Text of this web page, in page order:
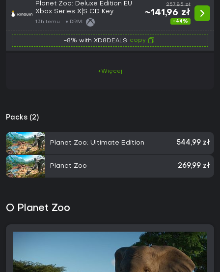
Planet Zoo: Deluxe Edition EU
Xbox Series X|S CD Key
13h temu DRM:
257,85 zł
~141,96 zł
-44%
-8% with XD8DEALS copy
+Więcej
Packs (2)
Planet Zoo: Ultimate Edition 544,99 zł
Planet Zoo 269,99 zł
O Planet Zoo